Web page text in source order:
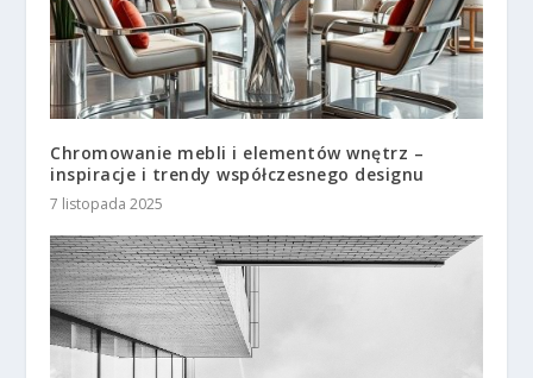
Chromowanie mebli i elementów wnętrz –
inspiracje i trendy współczesnego designu
7 listopada 2025